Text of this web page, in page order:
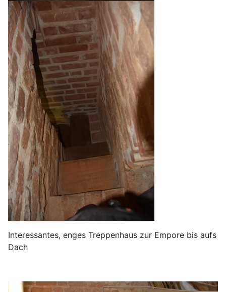
Interessantes, enges Treppenhaus zur Empore bis aufs
Dach